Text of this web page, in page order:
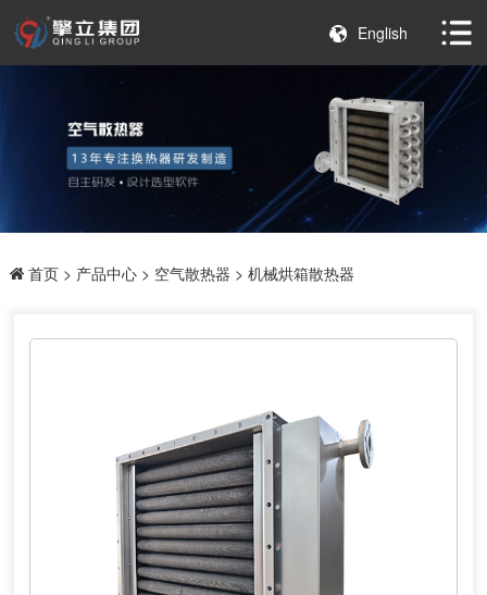
English
首页> 产品中心> 空气散热器 > 机械烘箱散热器